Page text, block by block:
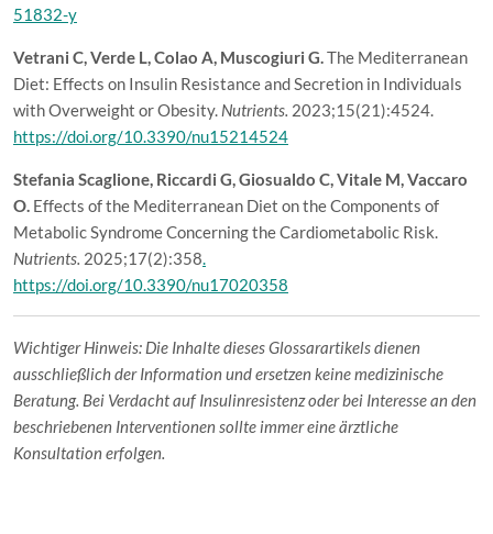
51832-y
Vetrani C, Verde L, Colao A, Muscogiuri G.The Mediterranean
Diet: Effects on Insulin Resistance and Secretion in Individuals
with Overweight or Obesity. Nutrients. 2023;15(21):4524.
https://doi.org/10.3390/nu15214524
Stefania Scaglione, Riccardi G, Giosualdo C, Vitale M, Vaccaro
O. Effects of the Mediterranean Diet on the Components of
Metabolic Syndrome Concerning the Cardiometabolic Risk.
Nutrients. 2025;17(2):358.
https://doi.org/10.3390/nu17020358
Wichtiger Hinweis: Die Inhalte dieses Glossarartikels dienen
ausschließlich der Information und ersetzen keine medizinische
Beratung. Bei Verdacht auf Insulinresistenz oder bei Interesse an den
beschriebenen Interventionen sollte immer eine ärztliche
Konsultation erfolgen.